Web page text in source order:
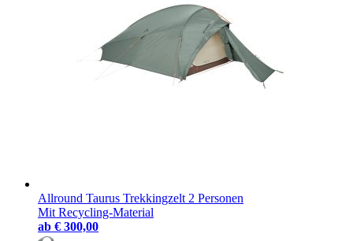
Allround Taurus Trekkingzelt 2 Personen
Mit Recycling-Material
ab € 300,00